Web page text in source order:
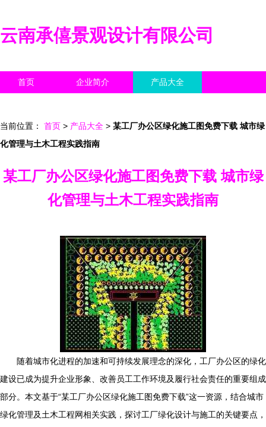
云南承僖景观设计有限公司
首页 企业简介 产品大全
当前位置： 首页 > 产品大全 > 某工厂办公区绿化施工图免费下载 城市绿
化管理与土木工程实践指南
某工厂办公区绿化施工图免费下载 城市绿
化管理与土木工程实践指南
随着城市化进程的加速和可持续发展理念的深化，工厂办公区的绿化
建设已成为提升企业形象、改善员工工作环境及履行社会责任的重要组成
部分。本文基于“某工厂办公区绿化施工图免费下载”这一资源，结合城市
绿化管理及土木工程网相关实践，探讨工厂绿化设计与施工的关键要点，